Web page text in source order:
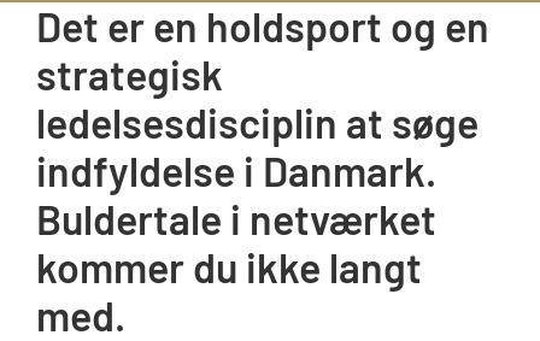
Det er en holdsport og en
strategisk
ledelsesdisciplin at søge
indfyldelse i Danmark.
Buldertale i netværket
kommer du ikke langt
med.